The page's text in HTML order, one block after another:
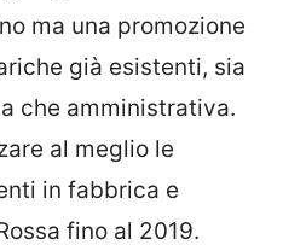
ma una promozione
già esistenti, sia
che amministrativa.
al meglio le
in fabbrica e
fino al 2019.